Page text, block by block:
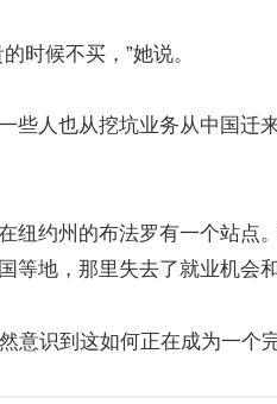
时候不买，”她说。
些人也从挖坑业务从中国迁
纽约州的布法罗有一个站点
等地，那里失去了就业机会和
意识到这如何正在成为一个